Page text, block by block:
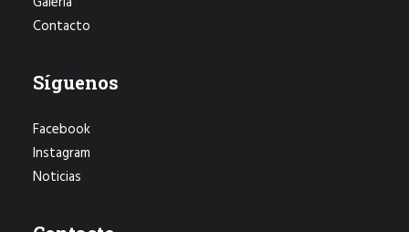
Contacto
Síguenos
Facebook
Instagram
Noticias